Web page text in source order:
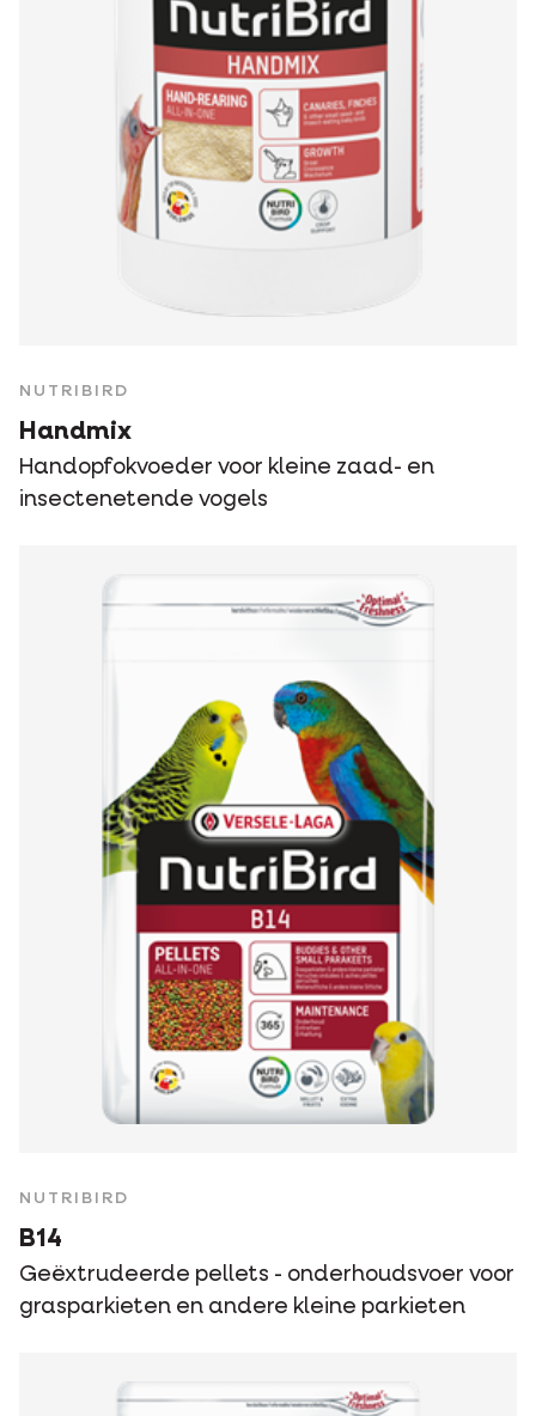
NUTRIBIRD
Handmix
Handopfokvoeder voor kleine zaad- en
insectenetende vogels
NUTRIBIRD
B14
Geëxtrudeerde pellets - onderhoudsvoer voor
grasparkieten en andere kleine parkieten